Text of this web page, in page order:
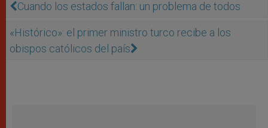
Cuando los estados fallan: un problema de todos
«Histórico»: el primer ministro turco recibe a los
obispos católicos del país